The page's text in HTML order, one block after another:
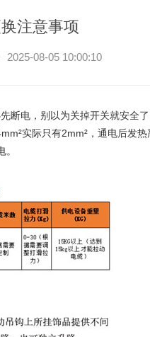
注意事项
08-05 10:00:10
断电，别以为关掉开关就安全
实际只有2mm²，通电后发